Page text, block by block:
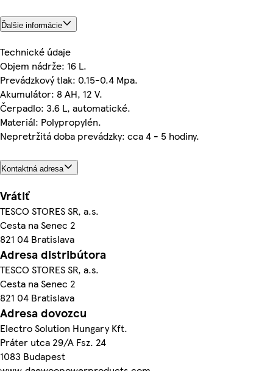
Ďalšie informácie
Technické údaje
Objem nádrže: 16 L.
Prevádzkový tlak: 0.15-0.4 Mpa.
Akumulátor: 8 AH, 12 V.
Čerpadlo: 3.6 L, automatické.
Materiál: Polypropylén.
Nepretržitá doba prevádzky: cca 4 - 5 hodiny.
Kontaktná adresa
Vrátiť
TESCO STORES SR, a.s.
Cesta na Senec 2
821 04 Bratislava
Adresa distribútora
TESCO STORES SR, a.s.
Cesta na Senec 2
821 04 Bratislava
Adresa dovozcu
Electro Solution Hungary Kft.
Práter utca 29/A Fsz. 24
1083 Budapest